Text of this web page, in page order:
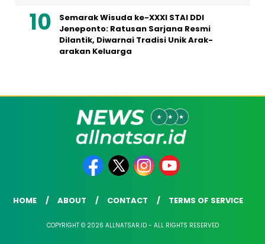
Semarak Wisuda ke-XXXI STAI DDI
Jeneponto: Ratusan Sarjana Resmi
Dilantik, Diwarnai Tradisi Unik Arak-
arakan Keluarga
HOME ABOUT CONTACT TERMS OF SERVICE
COPYRIGHT © 2026 ALLNATSAR.ID - ALL RIGHTS RESERVED